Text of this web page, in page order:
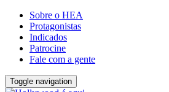
Sobre o HEA
Protagonistas
Indicados
Patrocine
Fale com a gente
Toggle navigation